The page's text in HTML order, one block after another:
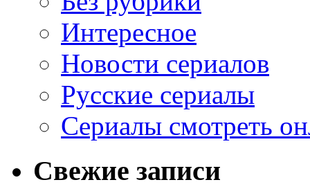
Интересное
Новости сериалов
Русские сериалы
Сериалы смотреть
Свежие записи